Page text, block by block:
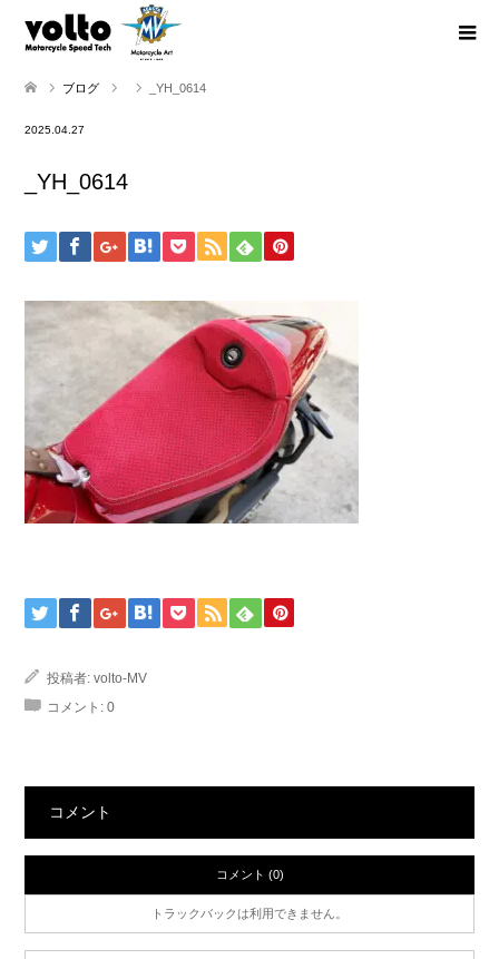
ブログ _YH_0614
2025.04.27
_YH_0614
投稿者: volto-MV
コメント: 0
コメント
コメント (0)
トラックバックは利用できません。